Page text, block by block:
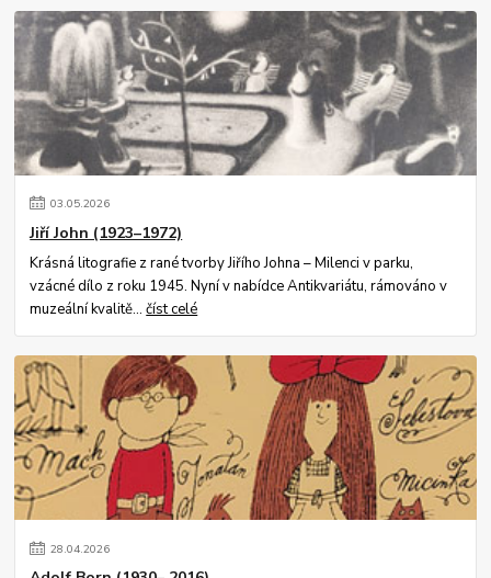
03.05.2026
Jiří John (1923–1972)
Krásná litografie z rané tvorby Jiřího Johna – Milenci v parku,
vzácné dílo z roku 1945. Nyní v nabídce Antikvariátu, rámováno v
muzeální kvalitě...číst celé
28.04.2026